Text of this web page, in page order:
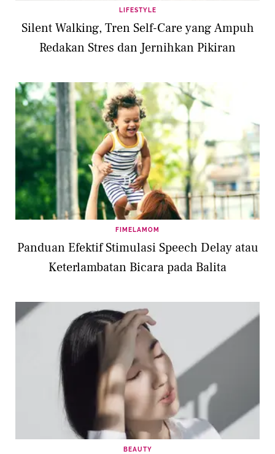
LIFESTYLE
Silent Walking, Tren Self-Care yang Ampuh
Redakan Stres dan Jernihkan Pikiran
FIMELAMOM
Panduan Efektif Stimulasi Speech Delay atau
Keterlambatan Bicara pada Balita
BEAUTY